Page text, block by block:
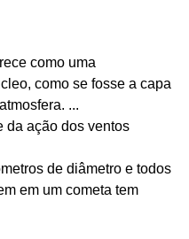
como uma
como se fosse a capa
...
da ação dos ventos
de diâmetro e todos
em um cometa tem